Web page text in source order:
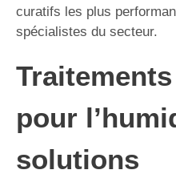
curatifs les plus
spécialistes du secteur.
pour
solutions